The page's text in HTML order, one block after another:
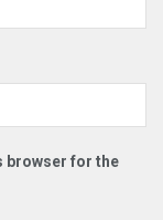
browser for the